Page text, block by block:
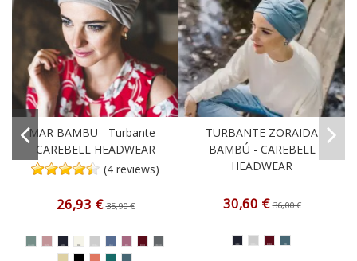
MAR BAMBU - Turbante -
CAREBELL HEADWEAR
(4 reviews)
26,93 €35,90 €
TURBANTE ZORAIDA
BAMBÚ - CAREBELL
HEADWEAR
30,60 €36,00 €